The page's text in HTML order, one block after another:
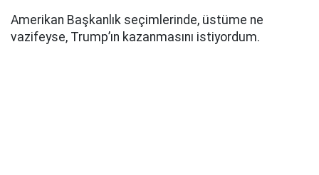
Amerikan Başkanlık seçimlerinde, üstüme ne
vazifeyse, Trump’ın kazanmasını istiyordum.